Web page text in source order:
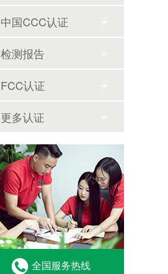
中国CCC认证
检测报告
FCC认证
更多认证
全国服务热线